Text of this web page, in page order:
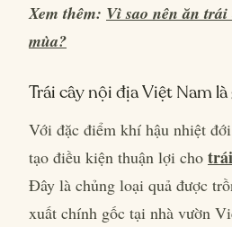
Xem thêm: Vì sao nên ăn
mùa?
Trái cây nội địa Việt Nam là
Với đặc điểm khí hậu nhiệt
tạo điều kiện thuận lợi cho
Đây là chủng loại quả được
xuất chính gốc tại nhà vườn